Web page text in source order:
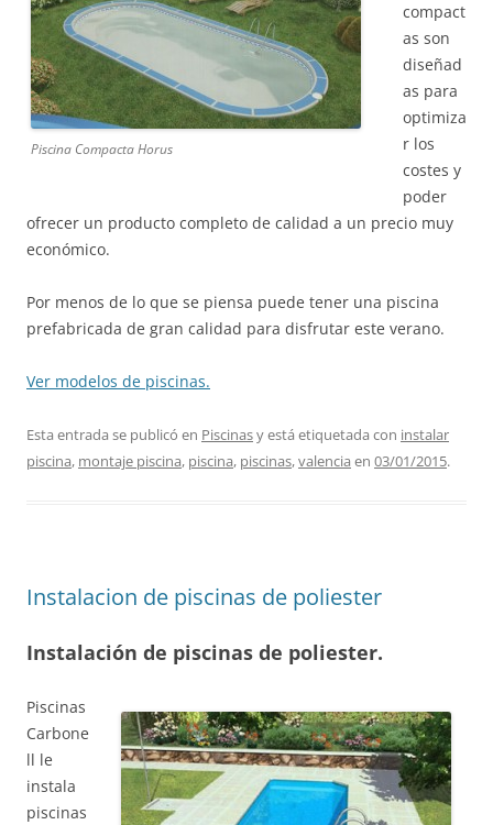
Piscina Compacta Horus
compact
as son
diseñad
as para
optimiza
r los
costes y
poder
ofrecer un producto completo de calidad a un precio muy
económico.
Por menos de lo que se piensa puede tener una piscina
prefabricada de gran calidad para disfrutar este verano.
Ver modelos de piscinas.
Esta entrada se publicó en Piscinasy está etiquetada con instalar
piscina, montaje piscina, piscina, piscinas,valencia en 03/01/2015.
Instalacion de piscinas de poliester
Instalación de piscinas de poliester.
Piscinas
Carbone
ll le
instala
piscinas